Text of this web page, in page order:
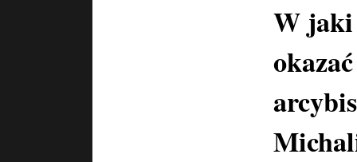
W jaki